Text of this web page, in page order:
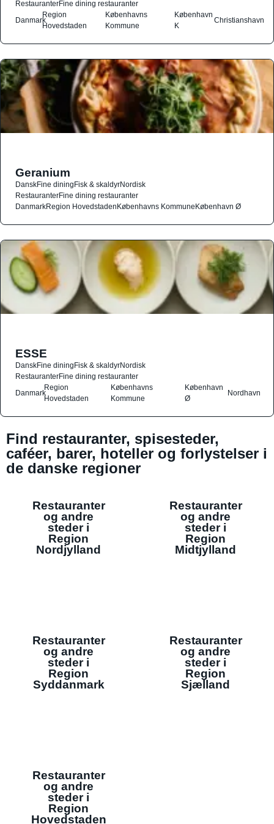
RestauranterFine dining restauranter
Danmark
Region
Hovedstaden
Københavns
Kommune
København
K
Christianshavn
Geranium
DanskFine diningFisk & skaldyrNordisk
RestauranterFine dining restauranter
DanmarkRegion HovedstadenKøbenhavns KommuneKøbenhavn Ø
ESSE
DanskFine diningFisk & skaldyrNordisk
RestauranterFine dining restauranter
Danmark
Region
Hovedstaden
Københavns
Kommune
København
Ø
Nordhavn
Find restauranter, spisesteder,
caféer, barer, hoteller og forlystelser i
de danske regioner
Restauranter
og andre
steder i
Region
Nordjylland
Restauranter
og andre
steder i
Region
Midtjylland
Restauranter
og andre
steder i
Region
Syddanmark
Restauranter
og andre
steder i
Region
Sjælland
Restauranter
og andre
steder i
Region
Hovedstaden